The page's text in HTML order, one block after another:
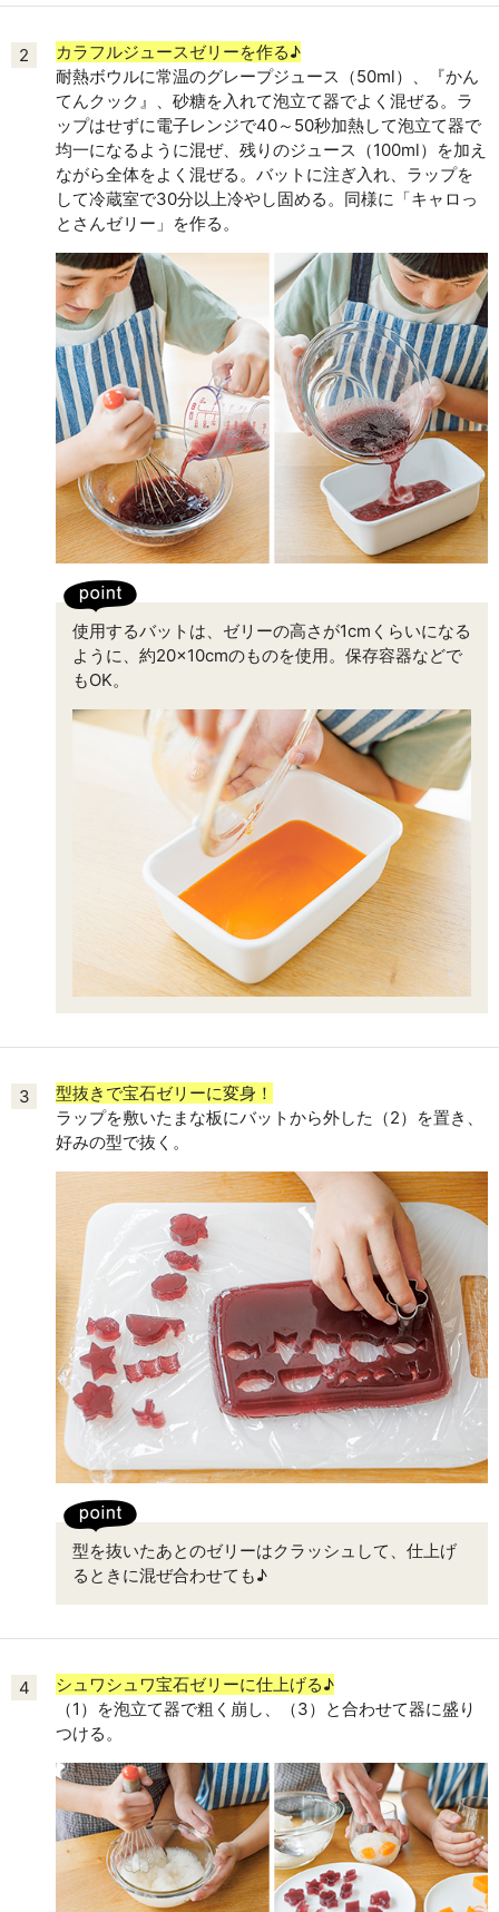
2
カラフルジュースゼリーを作る♪
耐熱ボウルに常温のグレープジュース（50ml）、『かん
てんクック』、砂糖を入れて泡立て器でよく混ぜる。ラ
ップはせずに電子レンジで40～50秒加熱して泡立て器で
均一になるように混ぜ、残りのジュース（100ml）を加え
ながら全体をよく混ぜる。バットに注ぎ入れ、ラップを
して冷蔵室で30分以上冷やし固める。同様に「キャロっ
とさんゼリー」を作る。
使用するバットは、ゼリーの高さが1cmくらいになる
ように、約20×10cmのものを使用。保存容器などで
もOK。
3
型抜きで宝石ゼリーに変身！
ラップを敷いたまな板にバットから外した（2）を置き、
好みの型で抜く。
型を抜いたあとのゼリーはクラッシュして、仕上げ
るときに混ぜ合わせても♪
4
シュワシュワ宝石ゼリーに仕上げる♪
（1）を泡立て器で粗く崩し、（3）と合わせて器に盛り
つける。